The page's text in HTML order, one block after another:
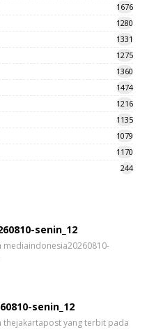
1676
1280
1331
1275
1360
1474
1216
1135
1079
1170
244
senin_12
mediaindonesia20260810-
senin_12
thejakartapost yang terbit pada